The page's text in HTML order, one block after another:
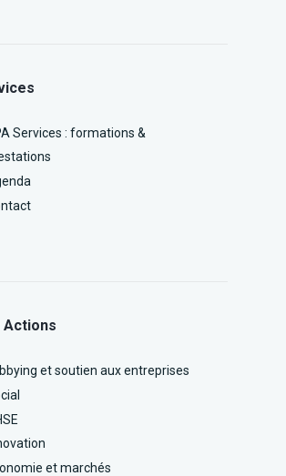
Services : formations &
Actions
et soutien aux entreprises
et marchés